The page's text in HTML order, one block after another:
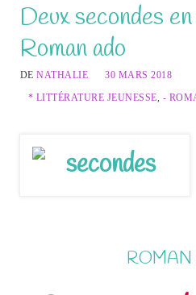
Deux secondes
Roman ado
DENATHALIE
30 MARS 2018
* LITTÉRATURE JEUNESSE, -